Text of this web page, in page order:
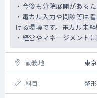
・今後も分院展開がある
・電カル入力や問診等は
ける環境です。電カル未経
・経営やマネージメント
勤務地 東
科目 整